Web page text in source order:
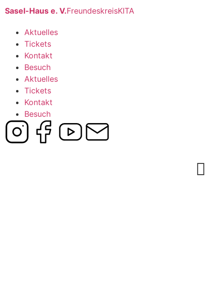
Sasel-Haus e. V.FreundeskreisKITA
Aktuelles
Tickets
Kontakt
Besuch
Aktuelles
Tickets
Kontakt
Besuch